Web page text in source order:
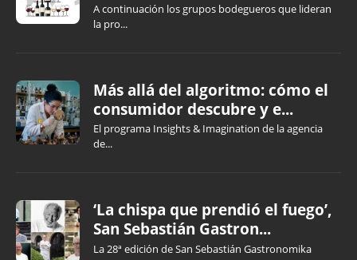
A continuación los grupos bodegueros que lideran
la pro...
Más allá del algoritmo: cómo el
consumidor descubre y e...
El programa Insights & Imagination de la agencia
de...
‘La chispa que prendió el fuego’,
San Sebastián Gastron...
La 28ª edición de San Sebastián Gastronomika